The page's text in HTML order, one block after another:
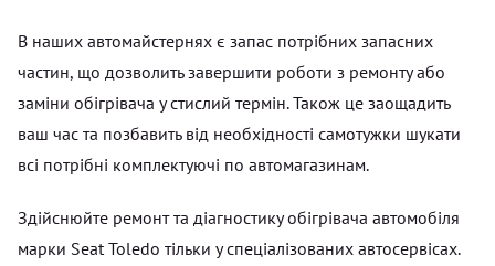
В наших автомайстернях є запас потрібних запасних
частин, що дозволить завершити роботи з ремонту або
заміни обігрівача у стислий термін. Також це заощадить
ваш час та позбавить від необхідності самотужки шукати
всі потрібні комплектуючі по автомагазинам.
Здійснюйте ремонт та діагностику обігрівача автомобіля
марки Seat Toledo тільки у спеціалізованих автосервісах.